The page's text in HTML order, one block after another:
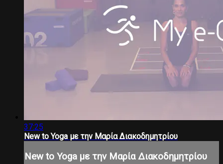
37:25
New to Yoga με την Μαρία Διακοδημητρίου
New to Yoga με την Μαρία Διακοδημητρίου